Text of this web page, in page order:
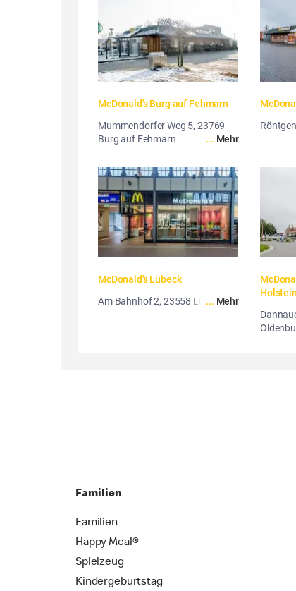
McDonald's Burg auf Fehmarn
Mummendorfer Weg 5, 23769
Burg auf Fehmarn
... Mehr
McDonald's Lübeck
Am Bahnhof 2, 23558 Lübeck
... Mehr
Holstein
Familien
Familien
Happy Meal®
Spielzeug
Kindergeburtstag